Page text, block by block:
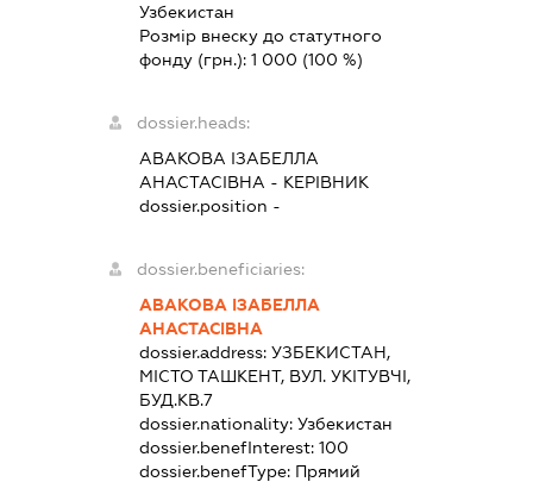
Узбекистан
Розмір внеску до статутного
фонду (грн.): 1 000 (100 %)
dossier.heads:
АВАКОВА ІЗАБЕЛЛА
АНАСТАСІВНА - КЕРІВНИК
dossier.position -
dossier.beneficiaries:
АВАКОВА ІЗАБЕЛЛА
АНАСТАСІВНА
dossier.address: УЗБЕКИСТАН,
МІСТО ТАШКЕНТ, ВУЛ. УКІТУВЧІ,
БУД.КВ.7
dossier.nationality: Узбекистан
dossier.benefInterest: 100
dossier.benefType: Прямий